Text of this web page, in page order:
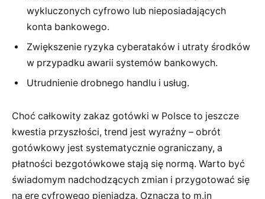
wykluczonych cyfrowo lub nieposiadających
konta bankowego.
Zwiększenie ryzyka cyberataków i utraty środków
w przypadku awarii systemów bankowych.
Utrudnienie drobnego handlu i usług.
Choć całkowity zakaz gotówki w Polsce to jeszcze
kwestia przyszłości, trend jest wyraźny – obrót
gotówkowy jest systematycznie ograniczany, a
płatności bezgotówkowe stają się normą. Warto być
świadomym nadchodzących zmian i przygotować się
na erę cyfrowego pieniądza. Oznacza to m.in